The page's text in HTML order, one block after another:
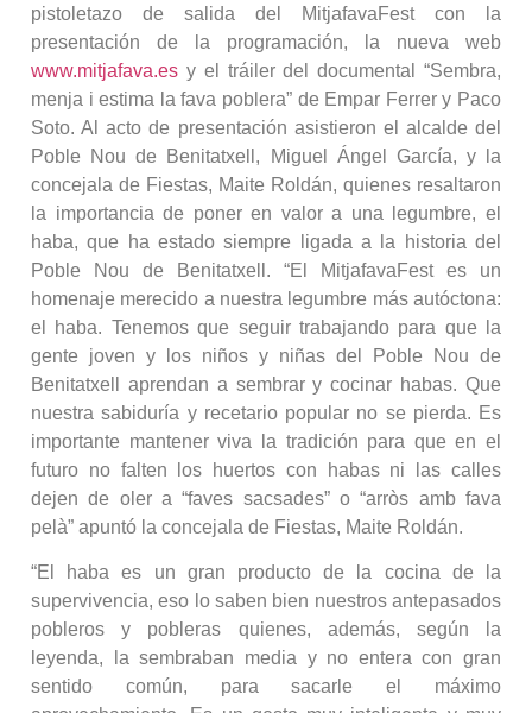
pistoletazo de salida del MitjafavaFest con la
presentación de la programación, la nueva web
www.mitjafava.es y el tráiler del documental “Sembra,
menja i estima la fava poblera” de Empar Ferrer y Paco
Soto. Al acto de presentación asistieron el alcalde del
Poble Nou de Benitatxell, Miguel Ángel García, y la
concejala de Fiestas, Maite Roldán, quienes resaltaron
la importancia de poner en valor a una legumbre, el
haba, que ha estado siempre ligada a la historia del
Poble Nou de Benitatxell. “El MitjafavaFest es un
homenaje merecido a nuestra legumbre más autóctona:
el haba. Tenemos que seguir trabajando para que la
gente joven y los niños y niñas del Poble Nou de
Benitatxell aprendan a sembrar y cocinar habas. Que
nuestra sabiduría y recetario popular no se pierda. Es
importante mantener viva la tradición para que en el
futuro no falten los huertos con habas ni las calles
dejen de oler a “faves sacsades” o “arròs amb fava
pelà” apuntó la concejala de Fiestas, Maite Roldán.
“El haba es un gran producto de la cocina de la
supervivencia, eso lo saben bien nuestros antepasados
pobleros y pobleras quienes, además, según la
leyenda, la sembraban media y no entera con gran
sentido común, para sacarle el máximo